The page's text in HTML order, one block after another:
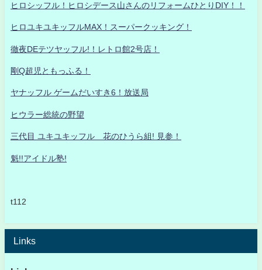
ヒロシッフル！ヒロシデース山さんのリフォームひとりDIY！！
ヒロユキユキッフルMAX！スーパークッキング！
徹夜DEテツヤッフル!！レトロ館2号店！
剛Q超児ともっふる！
ヤナッフル ゲームだいすき6！放送局
ヒウラー総統の野望
三代目 ユキユキッフル 花のひうら組! 見参！
魁!!アイドル塾!
t112
Links